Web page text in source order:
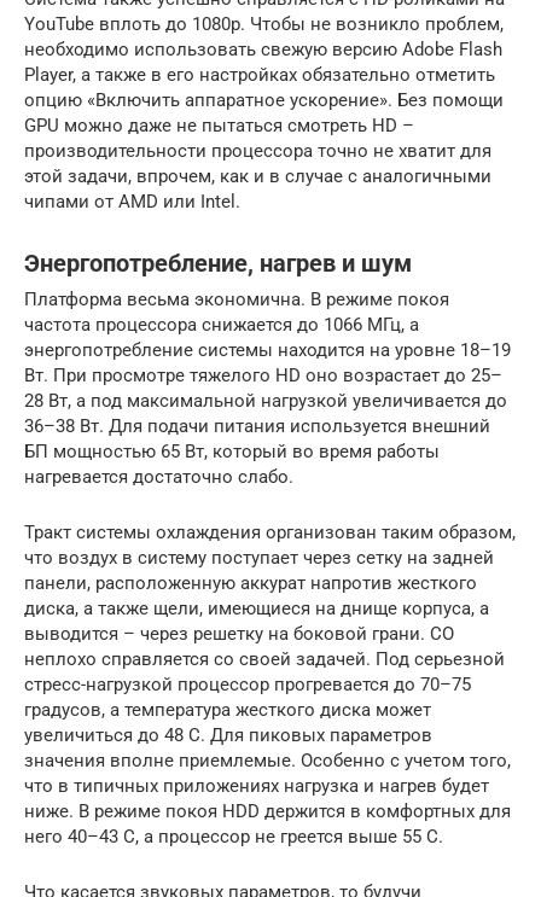
YouTube вплоть до 1080p. Чтобы не возникло проблем,
необходимо использовать свежую версию Adobe Flash
Player, а также в его настройках обязательно отметить
опцию «Включить аппаратное ускорение». Без помощи
GPU можно даже не пытаться смотреть HD –
производительности процессора точно не хватит для
этой задачи, впрочем, как и в случае с аналогичными
чипами от AMD или Intel.
Энергопотребление, нагрев и шум
Платформа весьма экономична. В режиме покоя
частота процессора снижается до 1066 МГц, а
энергопотребление системы находится на уровне 18–19
Вт. При просмотре тяжелого HD оно возрастает до 25–
28 Вт, а под максимальной нагрузкой увеличивается до
36–38 Вт. Для подачи питания используется внешний
БП мощностью 65 Вт, который во время работы
нагревается достаточно слабо.
Тракт системы охлаждения организован таким образом,
что воздух в систему поступает через сетку на задней
панели, расположенную аккурат напротив жесткого
диска, а также щели, имеющиеся на днище корпуса, а
выводится – через решетку на боковой грани. СО
неплохо справляется со своей задачей. Под серьезной
стресс-нагрузкой процессор прогревается до 70–75
градусов, а температура жесткого диска может
увеличиться до 48 С. Для пиковых параметров
значения вполне приемлемые. Особенно с учетом того,
что в типичных приложениях нагрузка и нагрев будет
ниже. В режиме покоя HDD держится в комфортных для
него 40–43 С, а процессор не греется выше 55 С.
Что касается звуковых параметров, то будучи